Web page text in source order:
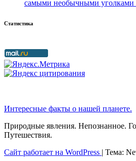
самыми необычными уголками
Статистика
Интересные факты о нашей планете.
Природные явления. Непознанное.
Путешествия.
Сайт работает на WordPress | Тема: